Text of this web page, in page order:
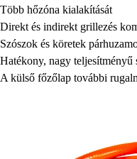
Több hőzóna kialakítását
Direkt és indirekt grillezés
Szószok és köretek
Hatékony, nagy teljesítményű
A külső főzőlap további